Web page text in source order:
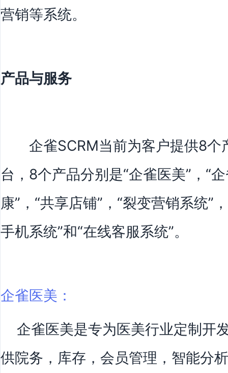
营销等系统。
产品与服务
企雀SCRM当前为客户提供8
台，8个产品分别是“企雀医美”，“
康”，“共享店铺”，“裂变营销系统”
手机系统”和“在线客服系统”。
企雀医美：
企雀医美是专为医美行业定制开
供院务，库存，会员管理，智能分